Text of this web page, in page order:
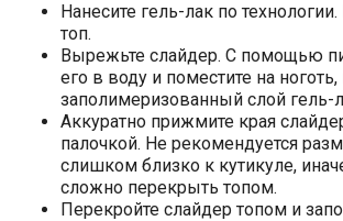
Нанесите гель-лак по
топ.
Вырежьте слайдер. С помощью
его в воду и поместите на ноготь,
заполимеризованный слой гель-
Аккуратно прижмите края
палочкой. Не рекомендуется
слишком близко к кутикуле,
сложно перекрыть топом.
Перекройте слайдер топом и